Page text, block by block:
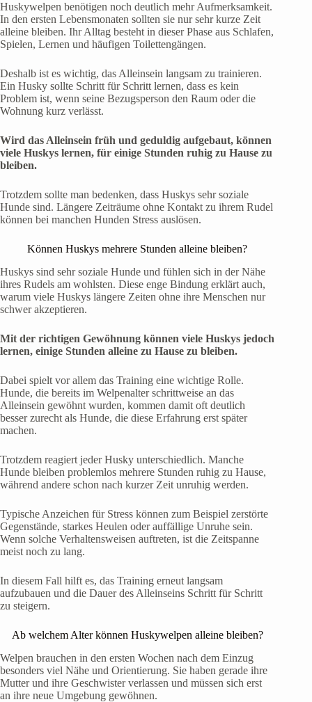
Huskywelpen benötigen noch deutlich mehr Aufmerksamkeit.
In den ersten Lebensmonaten sollten sie nur sehr kurze Zeit
alleine bleiben. Ihr Alltag besteht in dieser Phase aus Schlafen,
Spielen, Lernen und häufigen Toilettengängen.
Deshalb ist es wichtig, das Alleinsein langsam zu trainieren.
Ein Husky sollte Schritt für Schritt lernen, dass es kein
Problem ist, wenn seine Bezugsperson den Raum oder die
Wohnung kurz verlässt.
Wird das Alleinsein früh und geduldig aufgebaut, können
viele Huskys lernen, für einige Stunden ruhig zu Hause zu
bleiben.
Trotzdem sollte man bedenken, dass Huskys sehr soziale
Hunde sind. Längere Zeiträume ohne Kontakt zu ihrem Rudel
können bei manchen Hunden Stress auslösen.
Können Huskys mehrere Stunden alleine bleiben?
Huskys sind sehr soziale Hunde und fühlen sich in der Nähe
ihres Rudels am wohlsten. Diese enge Bindung erklärt auch,
warum viele Huskys längere Zeiten ohne ihre Menschen nur
schwer akzeptieren.
Mit der richtigen Gewöhnung können viele Huskys jedoch
lernen, einige Stunden alleine zu Hause zu bleiben.
Dabei spielt vor allem das Training eine wichtige Rolle.
Hunde, die bereits im Welpenalter schrittweise an das
Alleinsein gewöhnt wurden, kommen damit oft deutlich
besser zurecht als Hunde, die diese Erfahrung erst später
machen.
Trotzdem reagiert jeder Husky unterschiedlich. Manche
Hunde bleiben problemlos mehrere Stunden ruhig zu Hause,
während andere schon nach kurzer Zeit unruhig werden.
Typische Anzeichen für Stress können zum Beispiel zerstörte
Gegenstände, starkes Heulen oder auffällige Unruhe sein.
Wenn solche Verhaltensweisen auftreten, ist die Zeitspanne
meist noch zu lang.
In diesem Fall hilft es, das Training erneut langsam
aufzubauen und die Dauer des Alleinseins Schritt für Schritt
zu steigern.
Ab welchem Alter können Huskywelpen alleine bleiben?
Welpen brauchen in den ersten Wochen nach dem Einzug
besonders viel Nähe und Orientierung. Sie haben gerade ihre
Mutter und ihre Geschwister verlassen und müssen sich erst
an ihre neue Umgebung gewöhnen.